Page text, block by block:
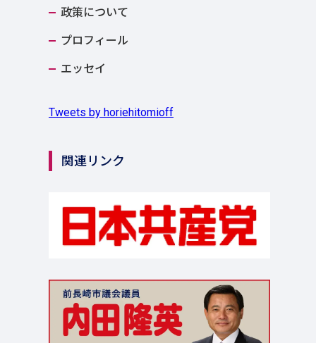
政策について
プロフィール
エッセイ
Tweets by horiehitomioff
関連リンク